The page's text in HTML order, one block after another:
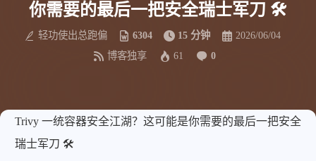
你需要的最后一把安全瑞士军刀 🛠️
轻功使出总跑偏 6304 15 分钟
2026/06/04
博客独享
61 0
Trivy 一统容器安全江湖？这可能是你需要的最后一把安全
瑞士军刀 🛠️